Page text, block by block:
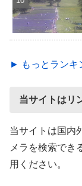
► もっとランキ
当サイトはリ
当サイトは国内
メラを検索でき
用ください。